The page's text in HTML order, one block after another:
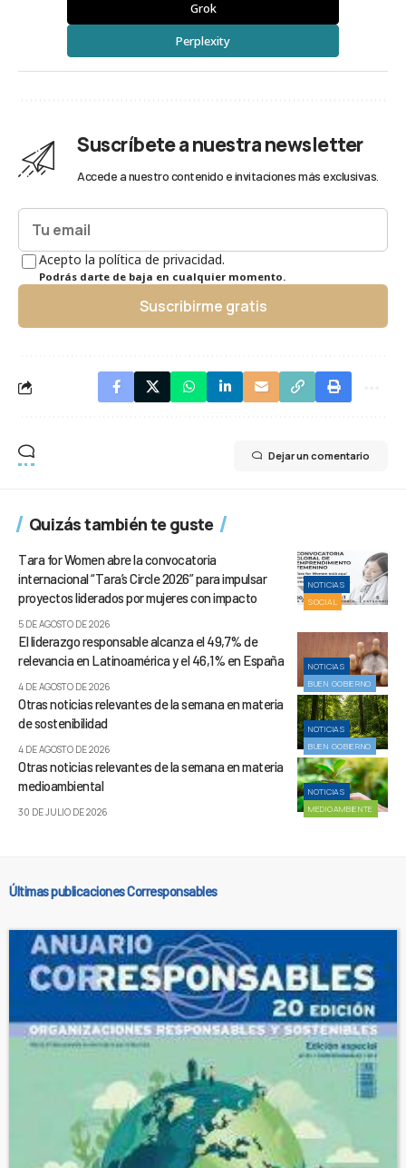
Grok
Perplexity
Suscríbete a nuestra newsletter
Accede a nuestro contenido e invitaciones más exclusivas.
Acepto la política de privacidad.
Podrás darte de baja en cualquier momento.
Suscribirme gratis
Dejar un comentario
Quizás también te guste
NOTICIAS
SOCIAL
Tara for Women abre la convocatoria
internacional “Tara’s Circle 2026” para impulsar
proyectos liderados por mujeres con impacto
5 DE AGOSTO DE 2026
NOTICIAS
BUEN GOBIERNO
El liderazgo responsable alcanza el 49,7% de
relevancia en Latinoamérica y el 46,1% en España
4 DE AGOSTO DE 2026
NOTICIAS
BUEN GOBIERNO
Otras noticias relevantes de la semana en materia
de sostenibilidad
4 DE AGOSTO DE 2026
NOTICIAS
MEDIOAMBIENTE
Otras noticias relevantes de la semana en materia
medioambiental
30 DE JULIO DE 2026
Últimas publicaciones Corresponsables